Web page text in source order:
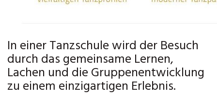
In einer Tanzschule wird der Besuch
durch das gemeinsame Lernen,
Lachen und die Gruppenentwicklung
zu einem einzigartigen Erlebnis.